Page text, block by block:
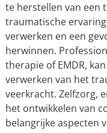
te herstellen van een
traumatische
verwerken en een
herwinnen.
therapie of EMDR,
verwerken van het
veerkracht. Zelfzorg,
het ontwikkelen van
belangrijke aspecten